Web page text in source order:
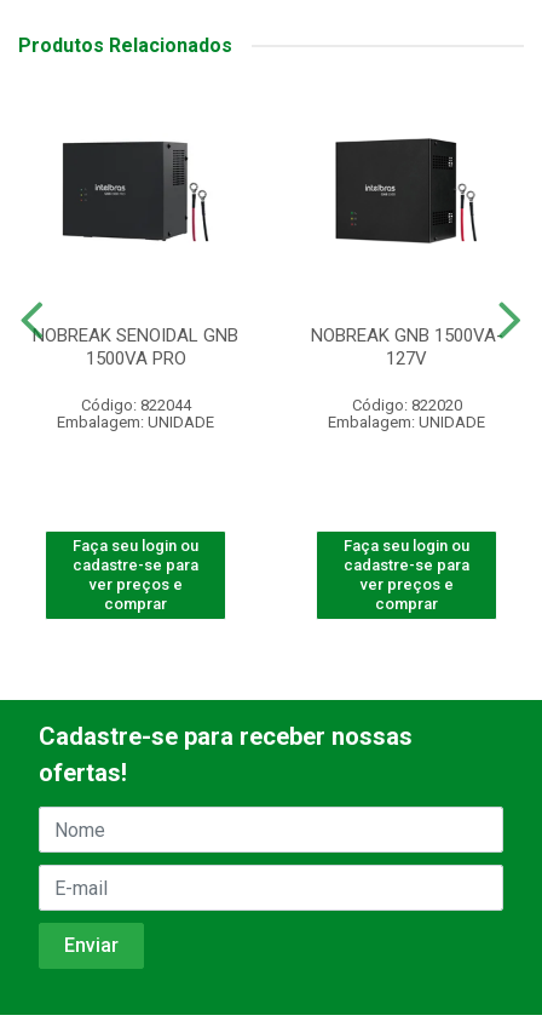
Produtos Relacionados
NOBREAK SENOIDAL GNB
1500VA PRO
Código: 822044
Embalagem: UNIDADE
Faça seu login ou
cadastre-se para
ver preços e
comprar
NOBREAK GNB 1500VA-
127V
Código: 822020
Embalagem: UNIDADE
Faça seu login ou
cadastre-se para
ver preços e
comprar
Cadastre-se para receber nossas
ofertas!